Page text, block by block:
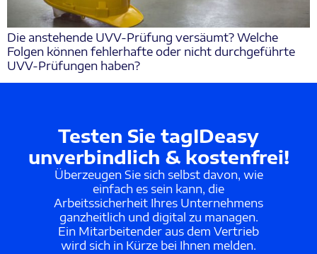
Die anstehende UVV-Prüfung versäumt? Welche
Folgen können fehlerhafte oder nicht durchgeführte
UVV-Prüfungen haben?
Testen Sie tagIDeasy
unverbindlich & kostenfrei!
Überzeugen Sie sich selbst davon, wie
einfach es sein kann, die
Arbeitssicherheit Ihres Unternehmens
ganzheitlich und digital zu managen.
Ein Mitarbeitender aus dem Vertrieb
wird sich in Kürze bei Ihnen melden.